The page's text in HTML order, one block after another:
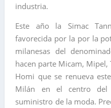
industria.
Este año la Simac
favorecida por la por la
milanesas del
hacen parte Micam,
Homi que se renueva
Milán en el centro
suministro de la moda.